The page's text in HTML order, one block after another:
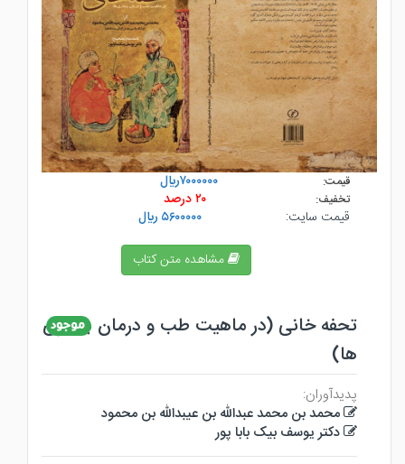
قیمت: ۷۰۰۰۰۰۰ريال
تخفیف:
۲۰ درصد
قیمت سایت:
۵۶۰۰۰۰۰ ريال
مشاهده متن کتاب
تحفه خانی (در ماهیت طب و درمان بیماری
ها)
پدیدآوران:
محمد بن محمد عبدالله بن عیبدالله بن محمود
دکتر یوسف بیک بابا پور